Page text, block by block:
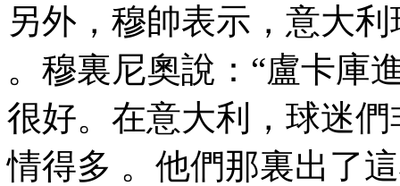
另外，穆帥表示，
。穆裏尼奧說 ：“盧
很好。在意大利，球
情得多 。他們那裏出了